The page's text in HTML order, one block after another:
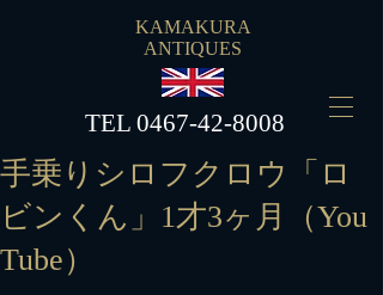
KAMAKURA
ANTIQUES
​TEL 0467-42-8008
手乗りシロフクロウ「ロ
ビンくん」1才3ヶ月（You
Tube）